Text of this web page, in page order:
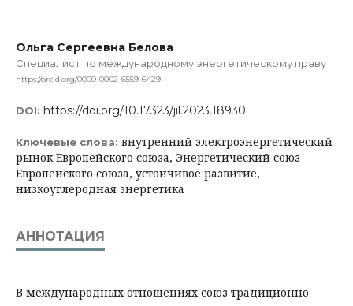
Ольга Сергеевна Белова
Специалист по международному энергетическому праву
https://orcid.org/0000-0002-6559-6429
DOI: https://doi.org/10.17323/jil.2023.18930
Ключевые слова: внутренний электроэнергетический
рынок Европейского союза, Энергетический союз
Европейского союза, устойчивое развитие,
низкоуглеродная энергетика
АННОТАЦИЯ
В международных отношениях союз традиционно